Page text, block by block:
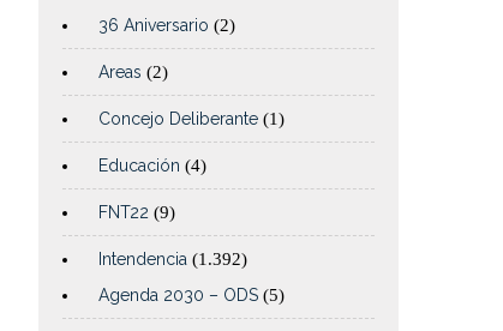
36 Aniversario (2)
Areas (2)
Concejo Deliberante (1)
Educación (4)
FNT22 (9)
Intendencia (1.392)
Agenda 2030 – ODS (5)